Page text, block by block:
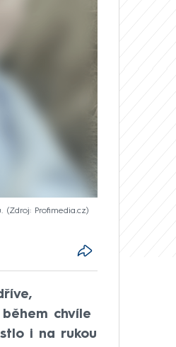
Zdroj: Profimedia.cz
chvíle
i na rukou